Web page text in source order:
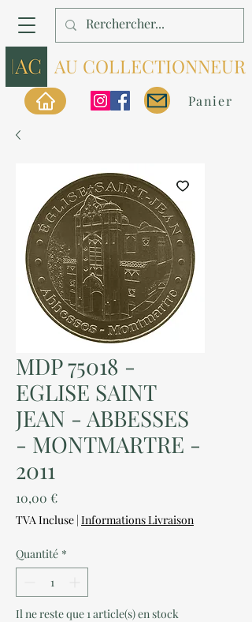
AU COLLECTIONNEUR
Panier
MDP 75018 -
EGLISE SAINT
JEAN - ABBESSES
- MONTMARTRE -
2011
10,00 €Prix
TVA Incluse | Informations Livraison
Quantité *
Il ne reste que 1 article(s) en stock